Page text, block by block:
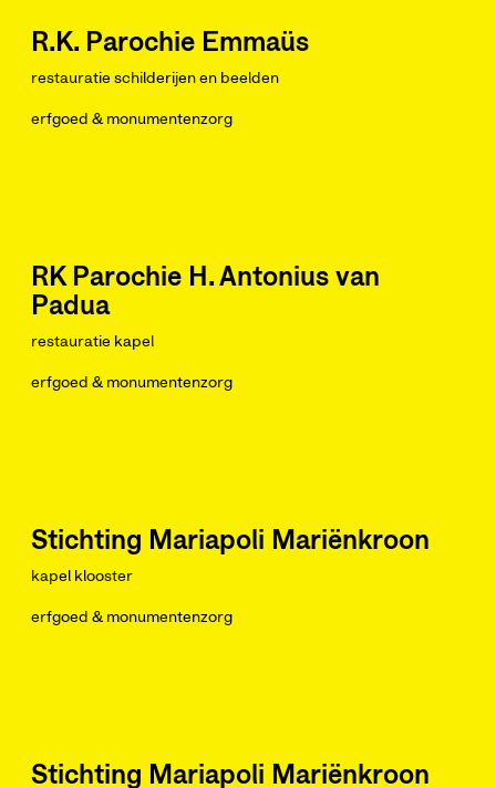
R.K. Parochie Emmaüs
restauratie schilderijen en beelden
erfgoed & monumentenzorg
RK Parochie H. Antonius van
Padua
restauratie kapel
erfgoed & monumentenzorg
Stichting Mariapoli Mariënkroon
kapel klooster
erfgoed & monumentenzorg
Stichting Mariapoli Mariënkroon